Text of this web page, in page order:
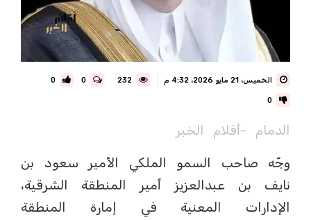
الخميس، 21 مايو 2026، 4:32 م 0
0
0
الدمام -أقلام الخبر
وجّه صاحب السمو الملكي الأمير سعود بن
نايف بن عبدالعزيز أمير المنطقة الشرقية،
الإدارات المعنية في إمارة المنطقة